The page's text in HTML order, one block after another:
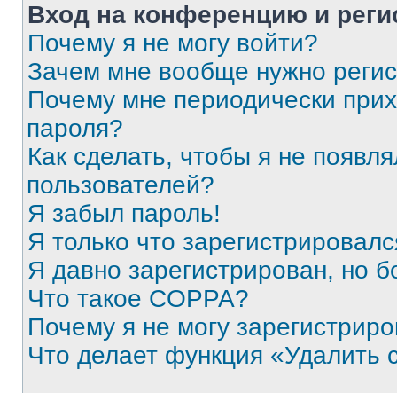
Вход на конференцию и
Почему я не могу войти?
Зачем мне вообще нужно
Почему мне периодически
пароля?
Как сделать, чтобы я не
пользователей?
Я забыл пароль!
Я только что
Я давно зарегистрирован, но
Что такое COPPA?
Почему я не могу
Что делает функция «Удалить